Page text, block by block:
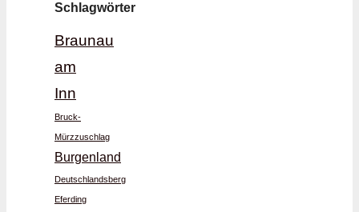
Schlagwörter
Braunau
am
Inn
Bruck-
Mürzzuschlag
Burgenland
Deutschlandsberg
Eferding